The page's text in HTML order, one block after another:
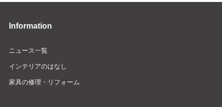
Information
ニュース一覧
インテリアのはなし
家具の修理・リフォーム